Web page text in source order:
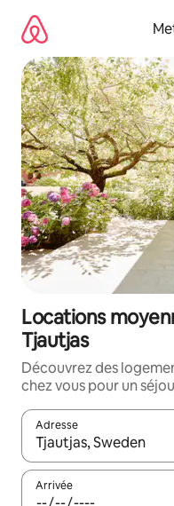
directement
contenu
Locations
Tjautjas
Découvrez des
chez vous pour un
Adresse
Lorsque les résultats
Arrivée